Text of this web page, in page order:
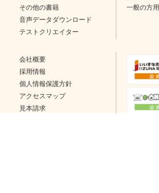
その他の書籍
音声データダウンロード
テストクリエイター
一般の方
会社概要
採用情報
個人情報保護方針
アクセスマップ
見本請求